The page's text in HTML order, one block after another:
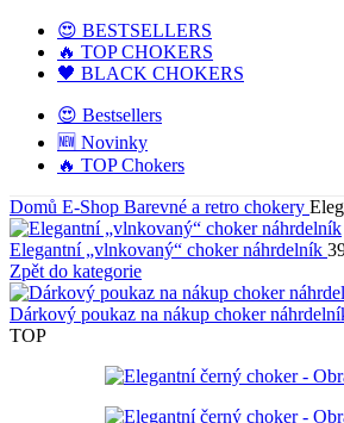
😍 BESTSELLERS
🔥 TOP CHOKERS
🖤 BLACK CHOKERS
😍 Bestsellers
🆕 Novinky
🔥 TOP Chokers
Domů E-Shop Barevné a retro chokery
Elegantní „vlnkovaný“ choker náhrdelník
Zpět do kategorie
Dárkový poukaz na nákup choker
TOP